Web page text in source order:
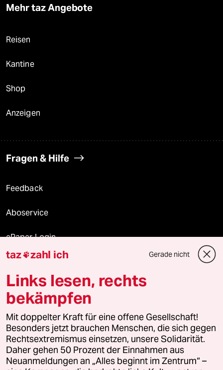
Mehr taz Angebote
Reisen
Kantine
Shop
Anzeigen
Fragen & Hilfe
Feedback
Aboservice
ePaper Login
Downloads für Abonnierende
© 2026 taz Verlags und Vertriebs GmbH
Alle Rechte vorbehalten. Bei rechtlichen Fragen oder für Genehmigungen
wenden Sie sich bitte an
lizenzen@taz.de
Feedback Redaktionsstatut Kommune-Richtlinien
taz zahl ich Gerade nicht
Links lesen, rechts
bekämpfen
Mit doppelter Kraft für eine offene Gesellschaft!
Besonders jetzt brauchen Menschen, die sich gegen
Rechtsextremismus einsetzen, unsere Solidarität.
Daher gehen 50 Prozent der Einnahmen aus
Neuanmeldungen an „Alles beginnt im Zentrum“ –